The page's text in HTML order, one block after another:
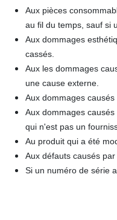
Aux pièces
au fil du temps, sauf si
Aux dommages
cassés.
Aux les dommages
une cause externe.
Aux dommages
Aux dommages
qui n'est pas un
Au produit qui a été
Aux défauts causés
Si un numéro de série